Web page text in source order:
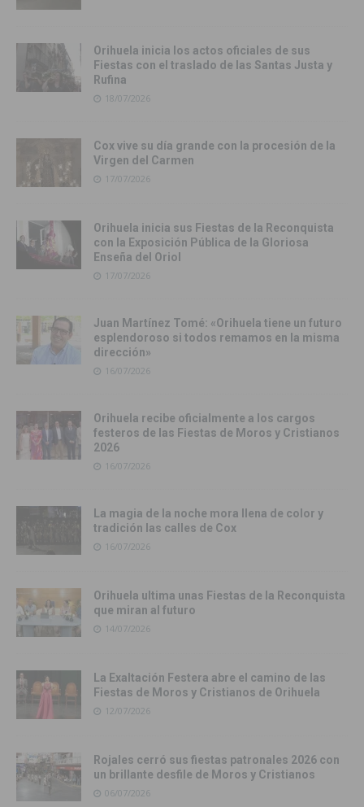
Orihuela inicia los actos oficiales de sus
Fiestas con el traslado de las Santas Justa y
Rufina
18/07/2026
Cox vive su día grande con la procesión de la
Virgen del Carmen
17/07/2026
Orihuela inicia sus Fiestas de la Reconquista
con la Exposición Pública de la Gloriosa
Enseña del Oriol
17/07/2026
Juan Martínez Tomé: «Orihuela tiene un futuro
esplendoroso si todos remamos en la misma
dirección»
16/07/2026
Orihuela recibe oficialmente a los cargos
festeros de las Fiestas de Moros y Cristianos
2026
16/07/2026
La magia de la noche mora llena de color y
tradición las calles de Cox
16/07/2026
Orihuela ultima unas Fiestas de la Reconquista
que miran al futuro
14/07/2026
La Exaltación Festera abre el camino de las
Fiestas de Moros y Cristianos de Orihuela
12/07/2026
Rojales cerró sus fiestas patronales 2026 con
un brillante desfile de Moros y Cristianos
06/07/2026